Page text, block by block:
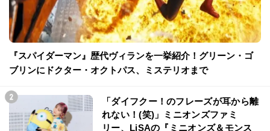
『スパイダーマン』歴代ヴィランを一挙紹介！グリーン・ゴ
ブリンにドクター・オクトパス、ミステリオまで
「ダイフクー！のフレーズが耳から離
れない！(笑)」ミニオンズファミ
リー、LiSAの『ミニオンズ＆モンス